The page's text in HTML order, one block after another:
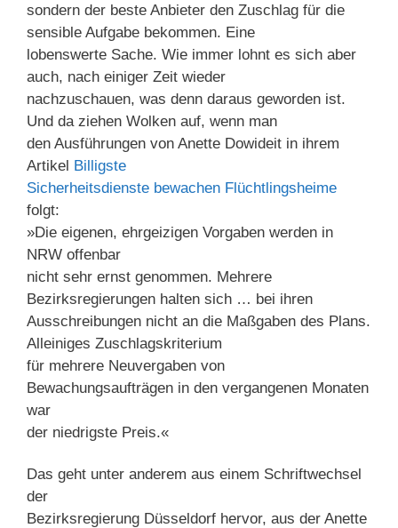
sondern der beste Anbieter den Zuschlag für die
sensible Aufgabe bekommen. Eine
lobenswerte Sache. Wie immer lohnt es sich aber
auch, nach einiger Zeit wieder
nachzuschauen, was denn daraus geworden ist.
Und da ziehen Wolken auf, wenn man
den Ausführungen von Anette Dowideit in ihrem
Artikel Billigste
Sicherheitsdienste bewachen Flüchtlingsheime
folgt:
»Die eigenen, ehrgeizigen Vorgaben werden in
NRW offenbar
nicht sehr ernst genommen. Mehrere
Bezirksregierungen halten sich … bei ihren
Ausschreibungen nicht an die Maßgaben des Plans.
Alleiniges Zuschlagskriterium
für mehrere Neuvergaben von
Bewachungsaufträgen in den vergangenen Monaten
war
der niedrigste Preis.«
Das geht unter anderem aus einem Schriftwechsel
der
Bezirksregierung Düsseldorf hervor, aus der Anette